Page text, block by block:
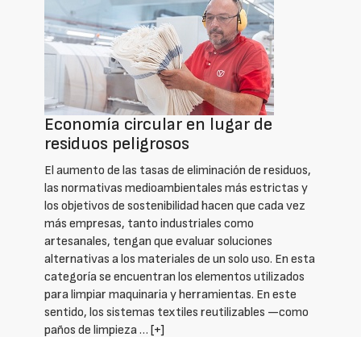
Economía circular en lugar de
residuos peligrosos
El aumento de las tasas de eliminación de residuos,
las normativas medioambientales más estrictas y
los objetivos de sostenibilidad hacen que cada vez
más empresas, tanto industriales como
artesanales, tengan que evaluar soluciones
alternativas a los materiales de un solo uso. En esta
categoría se encuentran los elementos utilizados
para limpiar maquinaria y herramientas. En este
sentido, los sistemas textiles reutilizables —como
paños de limpieza … [+]